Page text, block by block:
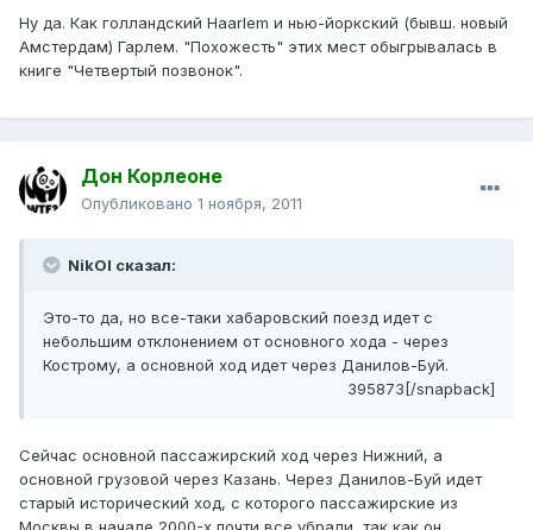
Ну да. Как голландский Haarlem и нью-йоркский (бывш. новый
Амстердам) Гарлем. "Похожесть" этих мест обыгрывалась в
книге "Четвертый позвонок".
Дон Корлеоне
Опубликовано 1 ноября, 2011
NikOl сказал:
Это-то да, но все-таки хабаровский поезд идет с
небольшим отклонением от основного хода - через
Кострому, а основной ход идет через Данилов-Буй.
395873[/snapback]
Сейчас основной пассажирский ход через Нижний, а
основной грузовой через Казань. Через Данилов-Буй идет
старый исторический ход, с которого пассажирские из